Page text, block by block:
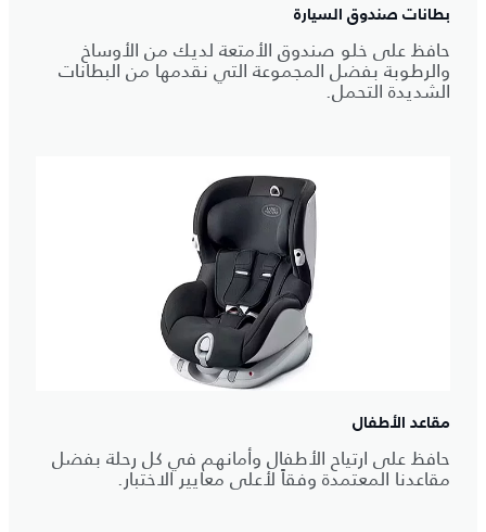
بطانات صندوق السيارة
حافظ على خلو صندوق الأمتعة لديك من الأوساخ
والرطوبة بفضل المجموعة التي نقدمها من البطانات
الشديدة التحمل.
مقاعد الأطفال
حافظ على ارتياح الأطفال وأمانهم في كل رحلة بفضل
مقاعدنا المعتمدة وفقاً لأعلى معايير الاختبار.